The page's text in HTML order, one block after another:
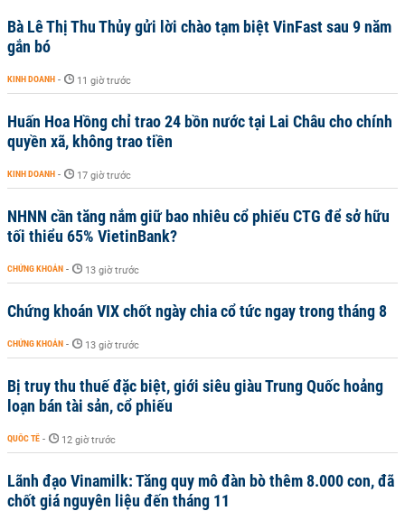
Bà Lê Thị Thu Thủy gửi lời chào tạm biệt VinFast sau 9 năm
gắn bó
KINH DOANH - 11 giờ trước
Huấn Hoa Hồng chỉ trao 24 bồn nước tại Lai Châu cho chính
quyền xã, không trao tiền
KINH DOANH - 17 giờ trước
NHNN cần tăng nắm giữ bao nhiêu cổ phiếu CTG để sở hữu
tối thiểu 65% VietinBank?
CHỨNG KHOÁN - 13 giờ trước
Chứng khoán VIX chốt ngày chia cổ tức ngay trong tháng 8
CHỨNG KHOÁN - 13 giờ trước
Bị truy thu thuế đặc biệt, giới siêu giàu Trung Quốc hoảng
loạn bán tài sản, cổ phiếu
QUỐC TẾ - 12 giờ trước
Lãnh đạo Vinamilk: Tăng quy mô đàn bò thêm 8.000 con, đã
chốt giá nguyên liệu đến tháng 11